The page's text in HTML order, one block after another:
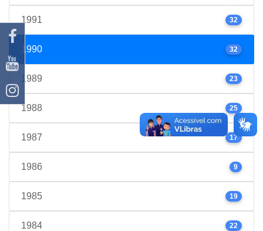
1991 32
1990 32
1989 23
1988 25
1987 17
1986 9
1985 19
1984 22